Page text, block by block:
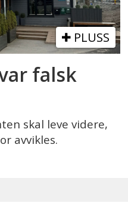
PLUSS
falsk
skal leve videre,
avvikles.